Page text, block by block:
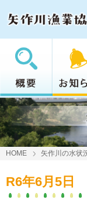
HOME 矢作川の水状
R6年6月5日